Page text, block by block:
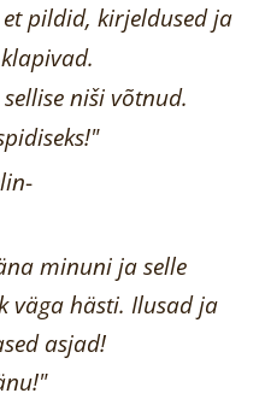
pildid, kirjeldused ja
niši võtnud.
-
minuni ja selle
väga hästi. Ilusad ja
asjad!